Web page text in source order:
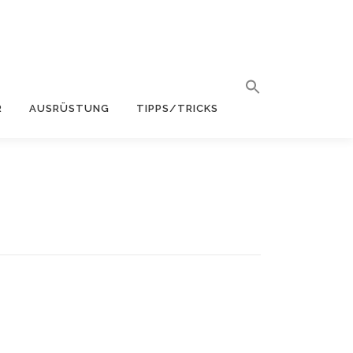
AUSRÜSTUNG TIPPS/TRICKS